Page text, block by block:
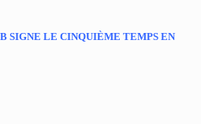
SIGNE LE CINQUIÈME TEMPS EN